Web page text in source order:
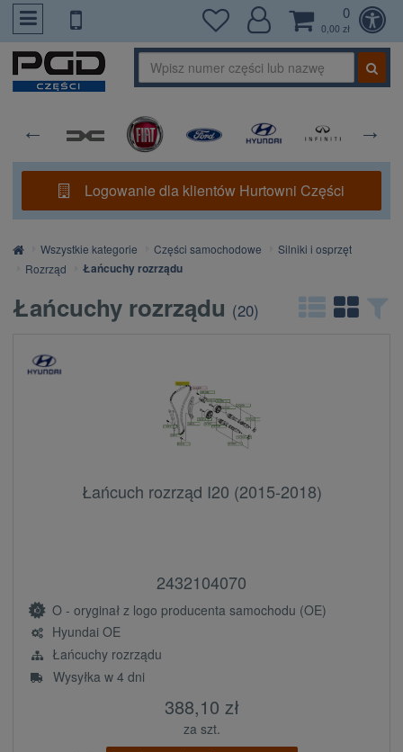
PrzejdzDoTresci
0
0,00 zł
Logowanie dla klientów Hurtowni Części
Strona
główna
Wszystkie kategorie Części samochodowe
Silniki i osprzęt
Rozrząd
Łańcuchy rozrządu
Łańcuchy rozrządu (20)
Łańcuch rozrząd I20 (2015-2018)
2432104070
O - oryginał z logo producenta samochodu (OE)
Hyundai OE
Łańcuchy rozrządu
Wysyłka w 4 dni
388,10 zł
za szt.